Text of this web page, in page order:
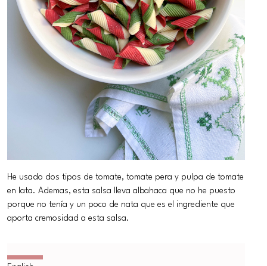
He usado dos tipos de tomate, tomate pera y pulpa de tomate
en lata. Ademas, esta salsa lleva albahaca que no he puesto
porque no tenía y un poco de nata que es el ingrediente que
aporta cremosidad a esta salsa.